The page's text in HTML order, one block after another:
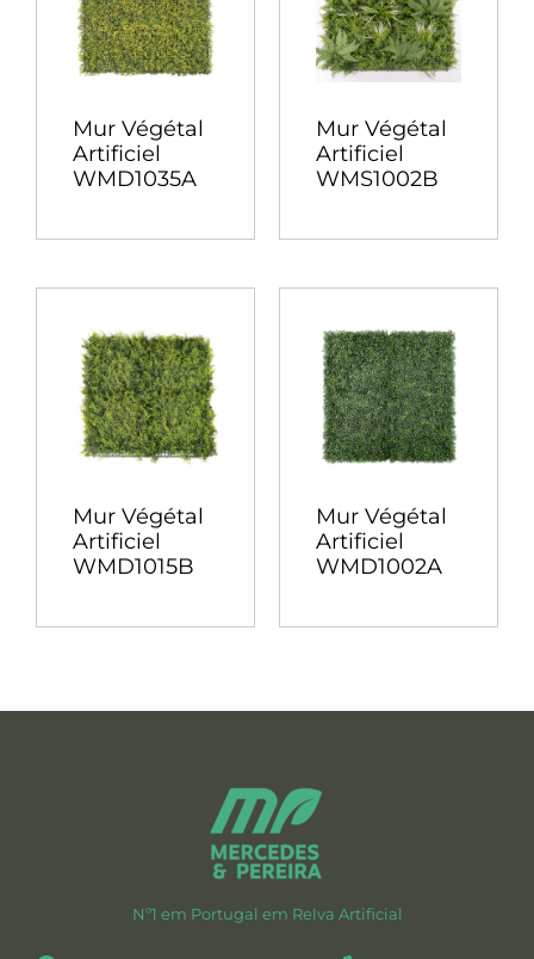
Mur Végétal
Artificiel
WMD1035A
Mur Végétal
Artificiel
WMS1002B
Mur Végétal
Artificiel
WMD1015B
Mur Végétal
Artificiel
WMD1002A
Nº1 em Portugal em Relva Artificial